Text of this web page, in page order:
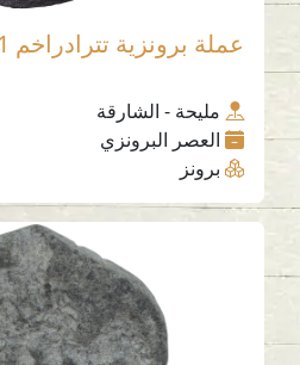
عملة برونزية تترادراخم 1
مليحة - الشارقة
العصر البرونزي
برونز